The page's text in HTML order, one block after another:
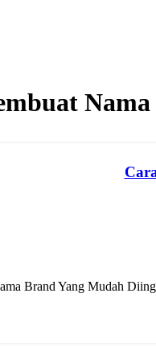
Brand Yang Mudah